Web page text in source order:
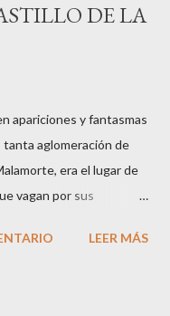
DE LA
apariciones y fantasmas
aglomeración de
era el lugar de
vagan por sus
de esta historia veraz
LEER MÁS